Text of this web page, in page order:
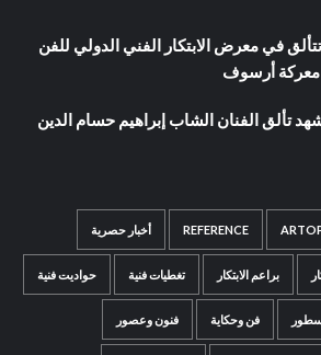
تتألق في معرض الابتكار الفني الدولي للفن
معركة أرسوف
تألق الفنان الشاب إبراهيم حسام الدين
REFERENCE أخبار حصرية
براعم الابتكار تغطيات فنية حواديت فنية
فن وحكاية فنون وعصور